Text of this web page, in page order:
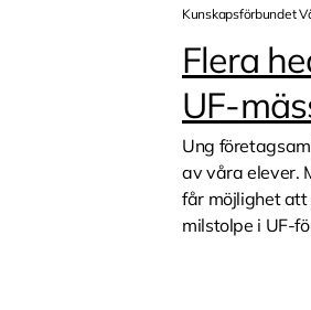
Kunskapsförbundet
Flera
UF-
Ung
av våra elever.
får möjlighet att
milstolpe i UF-